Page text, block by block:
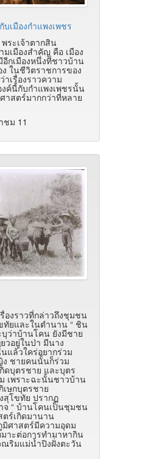
เมืองกำแพงเพชร
ระเจ้าตากสิน
เมืองสำคัญ คือ เมือง
กเมืองหนึ่งที่ชาวบ้าน
ง ในชีวิตราชการของ
เรื่องราวความ
ค์นี้กับกำแพงเพชรนั้น
สตร์มากกว่าที่หลาย
ชม 11
องราวที่กล่าวถึงชุมชน
ยและในตำนาน “ ชิน
ว่าบ้านโคน ยังมีชาย
วอยู่ในป่า มีนาง
แล้วใคร่อยากร่วม
ง ชายคนนั้นก็ร่วม
ดบุตรชาย และบุตร
เพราะฉะนั้นชาวบ้าน
เษกบุตรชาย
สุโขทัย ปรากฏ
จ “ บ้านโคนเป็นชุมชน
ตร์เกิดมานาน
มิศาสตร์มีความอุดม
าะต่อการทำมาหากิน
ริมแม่น้ำปิงฝั่งตะวัน